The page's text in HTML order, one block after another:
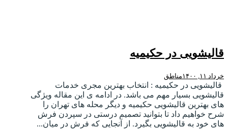
قالیشویی در حکیمیه
خرداد ۱۱, ۱۴۰۰ مناطق
قالیشویی در حکیمیه : انتخاب بهترین مجری خدمات
قالیشویی بسیار مهم می باشد. در ادامه ی این مقاله ویژگی
های بهترین قالیشویی حکیمیه و دیگر محله های تهران را
شرح خواهیم داد تا بتوانید تصمیم درستی در سپردن فرش
های خود به قالیشویی بگیرد. از آنجایی که فرش در میان...